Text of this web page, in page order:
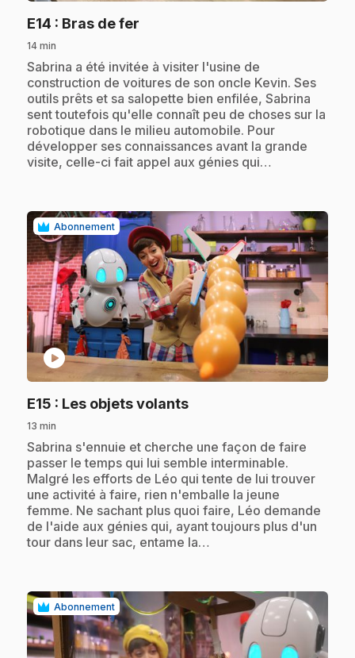
E14 : Bras de fer
14 min
.Sabrina a été invitée à visiter l'usine de
construction de voitures de son oncle Kevin. Ses
outils prêts et sa salopette bien enfilée, Sabrina
sent toutefois qu'elle connaît peu de choses sur la
robotique dans le milieu automobile. Pour
développer ses connaissances avant la grande
visite, celle-ci fait appel aux génies qui…
Abonnement
play_circle
E15 : Les objets volants.
13 min
.Sabrina s'ennuie et cherche une façon de faire
passer le temps qui lui semble interminable.
Malgré les efforts de Léo qui tente de lui trouver
une activité à faire, rien n'emballe la jeune
femme. Ne sachant plus quoi faire, Léo demande
de l'aide aux génies qui, ayant toujours plus d'un
tour dans leur sac, entame la…
Abonnement